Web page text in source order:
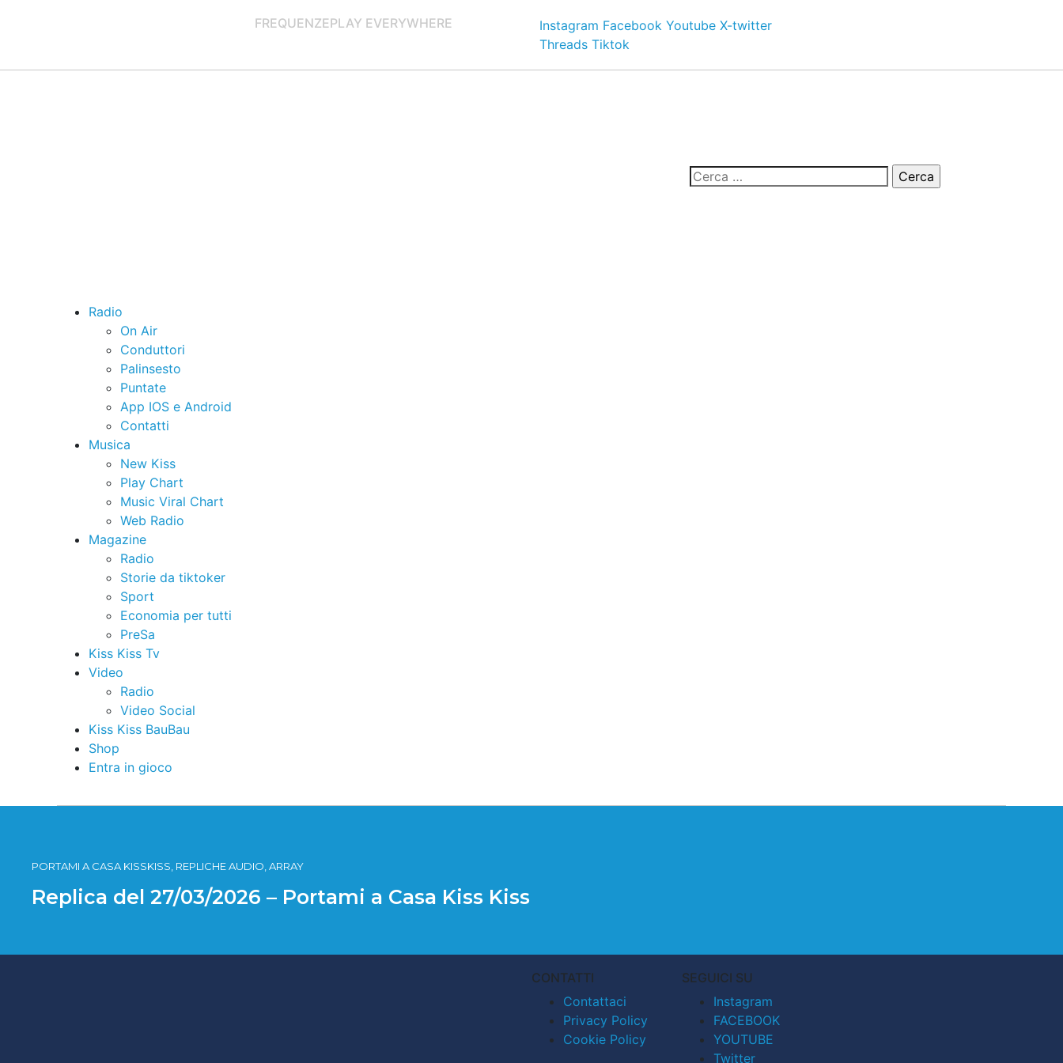
FREQUENZEPLAY EVERYWHERE Instagram Facebook Youtube X-twitter
Threads Tiktok
Radio
On Air
Conduttori
Palinsesto
Puntate
App IOS e Android
Contatti
Musica
New Kiss
Play Chart
Music Viral Chart
Web Radio
Magazine
Radio
Storie da tiktoker
Sport
Economia per tutti
PreSa
Kiss Kiss Tv
Video
Radio
Video Social
Kiss Kiss BauBau
Shop
Entra in gioco
PORTAMI A CASA KISSKISS, REPLICHE AUDIO, ARRAY
Replica del 27/03/2026 – Portami a Casa Kiss Kiss
CONTATTI
Contattaci
Privacy Policy
Cookie Policy
SEGUICI SU
Instagram
FACEBOOK
YOUTUBE
Twitter